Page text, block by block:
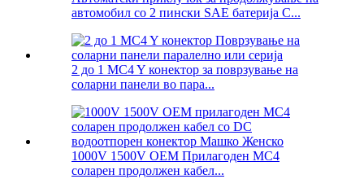
автомобил со 2 пински SAE батерија C...
2 до 1 MC4 Y конектор за поврзување на
соларни панели во пара...
1000V 1500V OEM Прилагоден MC4
соларен продолжен кабел...